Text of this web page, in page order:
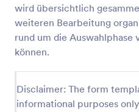
wird übersichtlich
weiteren Bearbeitung
rund um die Auswahlphase
können.
Disclaimer: The form
informational purposes
Vorlage